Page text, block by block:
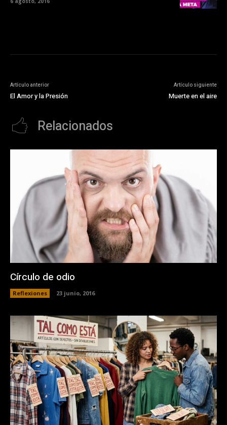
Artículo anterior
El Amor y la Presión
Artículo siguiente
Muerte en el aire
Relacionados
Círculo de odio
Reflexiones 23 junio, 2016